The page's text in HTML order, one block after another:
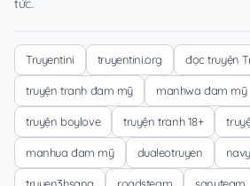
tức.
Truyentini truyentini.org đọc truyện
truyện tranh đam mỹ manhwa đam mỹ
truyện boylove truyện tranh 18+
manhua đam mỹ dualeotruyen